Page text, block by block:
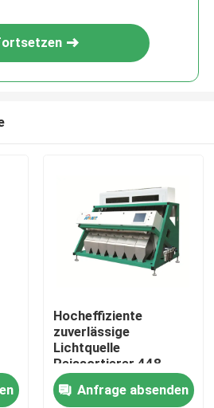
Hocheffiziente
zuverlässige
Lichtquelle
Reissortierer 448
Kanal
Anfrage absenden